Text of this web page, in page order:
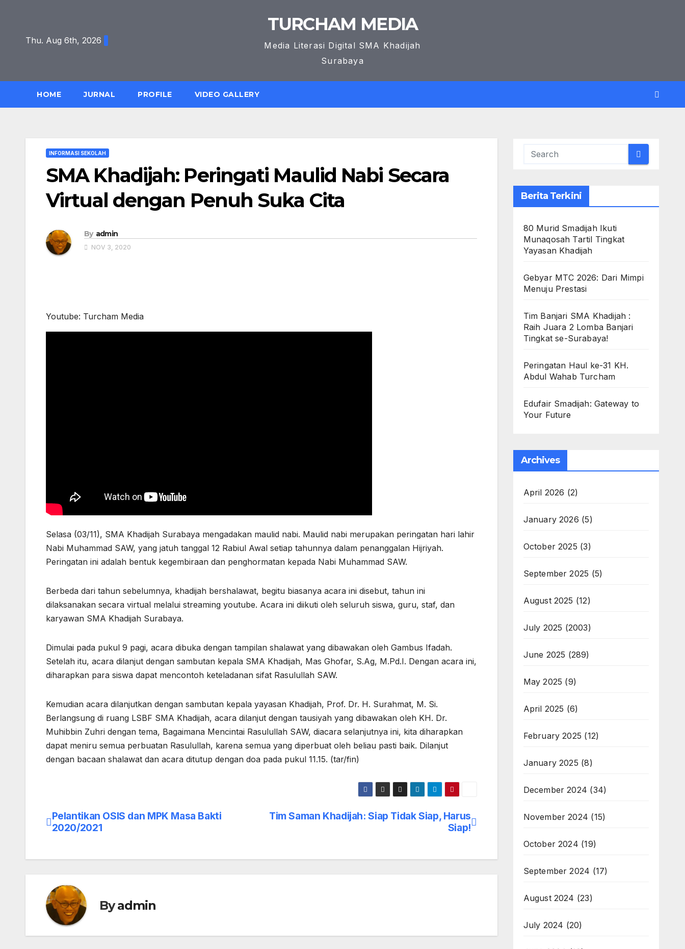
contentThu. Aug 6th, 2026
TURCHAM MEDIA
Media Literasi Digital SMA Khadijah
Surabaya
HOME JURNAL PROFILE VIDEO GALLERY
INFORMASI SEKOLAH
SMA Khadijah: Peringati Maulid Nabi Secara
Virtual dengan Penuh Suka Cita
By admin
NOV 3, 2020
Youtube: Turcham Media
Selasa (03/11), SMA Khadijah Surabaya mengadakan maulid nabi. Maulid nabi merupakan peringatan hari lahir
Nabi Muhammad SAW, yang jatuh tanggal 12 Rabiul Awal setiap tahunnya dalam penanggalan Hijriyah.
Peringatan ini adalah bentuk kegembiraan dan penghormatan kepada Nabi Muhammad SAW.
Berbeda dari tahun sebelumnya, khadijah bershalawat, begitu biasanya acara ini disebut, tahun ini
dilaksanakan secara virtual melalui streaming youtube. Acara ini diikuti oleh seluruh siswa, guru, staf, dan
karyawan SMA Khadijah Surabaya.
Dimulai pada pukul 9 pagi, acara dibuka dengan tampilan shalawat yang dibawakan oleh Gambus Ifadah.
Setelah itu, acara dilanjut dengan sambutan kepala SMA Khadijah, Mas Ghofar, S.Ag, M.Pd.I. Dengan acara ini,
diharapkan para siswa dapat mencontoh keteladanan sifat Rasulullah SAW.
Kemudian acara dilanjutkan dengan sambutan kepala yayasan Khadijah, Prof. Dr. H. Surahmat, M. Si.
Berlangsung di ruang LSBF SMA Khadijah, acara dilanjut dengan tausiyah yang dibawakan oleh KH. Dr.
Muhibbin Zuhri dengan tema, Bagaimana Mencintai Rasulullah SAW, diacara selanjutnya ini, kita diharapkan
dapat meniru semua perbuatan Rasulullah, karena semua yang diperbuat oleh beliau pasti baik. Dilanjut
dengan bacaan shalawat dan acara ditutup dengan doa pada pukul 11.15. (tar/fin)
Post
Tim Saman Khadijah: Siap Tidak Siap, Harus
Siap!
Pelantikan OSIS dan MPK Masa Bakti
2020/2021
Byadmin
Berita Terkini
80 Murid Smadijah Ikuti
Munaqosah Tartil Tingkat
Yayasan Khadijah
Gebyar MTC 2026: Dari Mimpi
Menuju Prestasi
Tim Banjari SMA Khadijah :
Raih Juara 2 Lomba Banjari
Tingkat se-Surabaya!
Peringatan Haul ke-31 KH.
Abdul Wahab Turcham
Edufair Smadijah: Gateway to
Your Future
Archives
April 2026 (2)
January 2026 (5)
October 2025 (3)
September 2025 (5)
August 2025 (12)
July 2025 (2003)
June 2025 (289)
May 2025 (9)
April 2025 (6)
February 2025 (12)
January 2025 (8)
December 2024 (34)
November 2024 (15)
October 2024 (19)
September 2024 (17)
August 2024 (23)
July 2024 (20)